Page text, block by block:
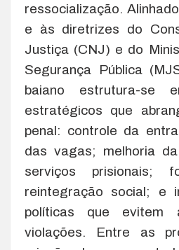
ressocialização.
e às diretrizes do
Justiça (CNJ) e do
Segurança Pública
baiano estrutura-se
estratégicos que
penal: controle da
das vagas; melhoria
serviços prisionais;
reintegração social; e
políticas que evitem
violações. Entre as